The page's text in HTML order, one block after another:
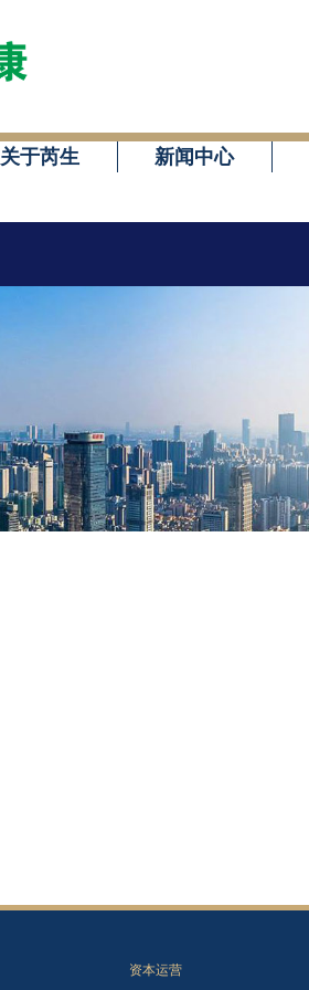
关于芮生 新闻中心
资本运营